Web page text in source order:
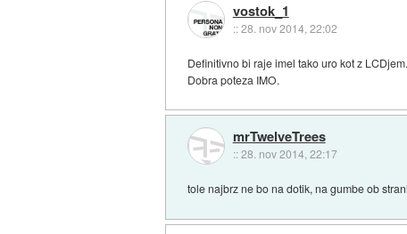
vostok_1
::28. nov 2014, 22:02
Definitivno bi raje imel tako uro kot z
Dobra poteza IMO.
mrTwelveTrees
::28. nov 2014, 22:17
tole najbrz ne bo na dotik, na gumbe ob